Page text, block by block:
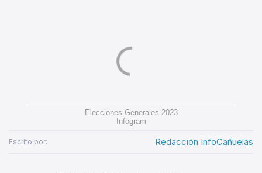
Elecciones Generales 2023
Infogram
Escrito por: Redacción InfoCañuelas